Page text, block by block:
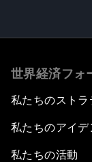
世界経済フォ
私たちのストラ
私たちのアイデ
私たちの活動